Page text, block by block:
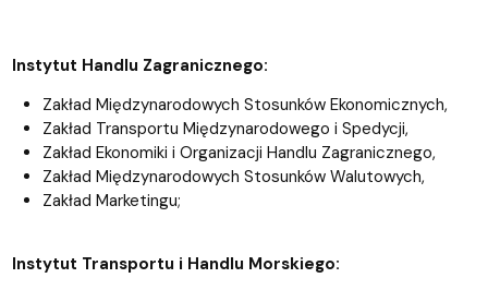
Instytut Handlu Zagranicznego:
Zakład Międzynarodowych Stosunków Ekonomicznych,
Zakład Transportu Międzynarodowego i Spedycji,
Zakład Ekonomiki i Organizacji Handlu Zagranicznego,
Zakład Międzynarodowych Stosunków Walutowych,
Zakład Marketingu;
Instytut Transportu i Handlu Morskiego: